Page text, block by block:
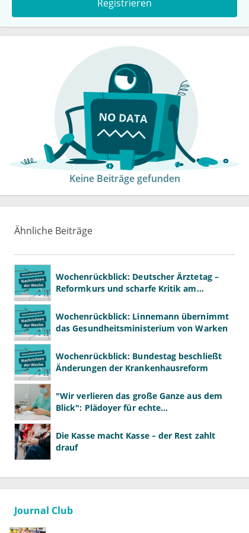
Registrieren
Keine Beiträge gefunden
Ähnliche Beiträge
Wochenrückblick: Deutscher Ärztetag –
Reformkurs und scharfe Kritik am
Wochenrückblick: Linnemann übernimmt
das Gesundheitsministerium von Warken
Wochenrückblick: Bundestag beschließt
Änderungen der Krankenhausreform
"Wir verlieren das große Ganze aus dem
Blick": Plädoyer für echte
Die Kasse macht Kasse – der Rest zahlt
drauf
Journal Club